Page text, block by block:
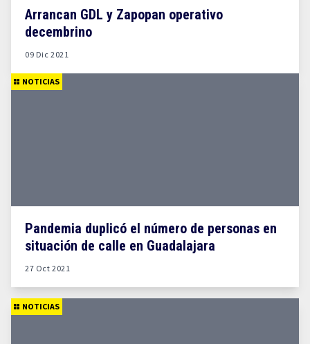
Arrancan GDL y Zapopan operativo
decembrino
09 Dic 2021
NOTICIAS
Pandemia duplicó el número de personas en
situación de calle en Guadalajara
27 Oct 2021
NOTICIAS